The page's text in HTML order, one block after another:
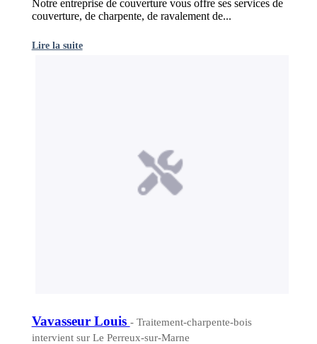
Notre entreprise de couverture vous offre ses services de
couverture, de charpente, de ravalement de...
Lire la suite
Vavasseur Louis - Traitement-charpente-bois
intervient sur Le Perreux-sur-Marne